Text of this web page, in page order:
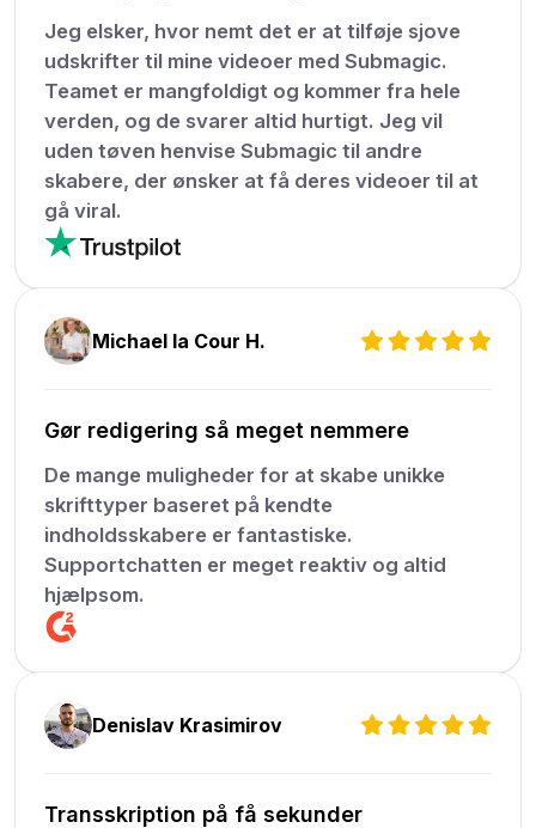
Jeg elsker, hvor nemt det er at tilføje sjove
udskrifter til mine videoer med Submagic.
Teamet er mangfoldigt og kommer fra hele
verden, og de svarer altid hurtigt. Jeg vil
uden tøven henvise Submagic til andre
skabere, der ønsker at få deres videoer til at
gå viral.
Michael la Cour H.
Gør redigering så meget nemmere
De mange muligheder for at skabe unikke
skrifttyper baseret på kendte
indholdsskabere er fantastiske.
Supportchatten er meget reaktiv og altid
hjælpsom.
Denislav Krasimirov
Transskription på få sekunder